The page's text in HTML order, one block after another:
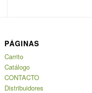
PÁGINAS
Carrito
Catálogo
CONTACTO
Distribuidores